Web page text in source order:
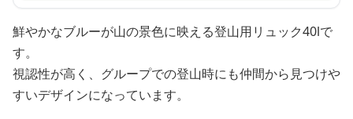
鮮やかなブルーが山の景色に映える登山用リュック40lで
す。
視認性が高く、グループでの登山時にも仲間から見つけや
すいデザインになっています。